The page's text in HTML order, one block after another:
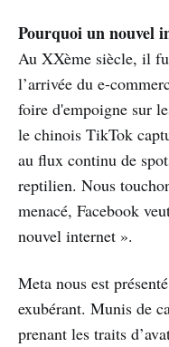
Pourquoi un nouvel
Au XXème siècle, il
l’arrivée du e-
foire d'empoigne sur
le chinois TikTok
au flux continu de
reptilien. Nous
menacé, Facebook
nouvel internet ».
Meta nous est
exubérant. Munis de
prenant les traits